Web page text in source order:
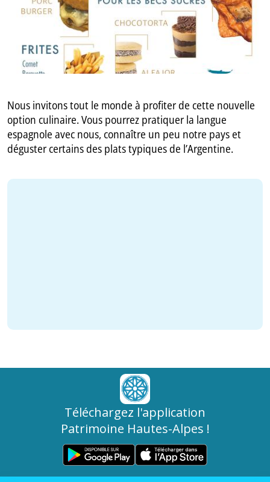
Nous invitons tout le monde à profiter de cette nouvelle
option culinaire. Vous pourrez pratiquer la langue
espagnole avec nous, connaître un peu notre pays et
déguster certains des plats typiques de l’Argentine.
Téléchargez l'application
Patrimoine Hautes-Alpes !